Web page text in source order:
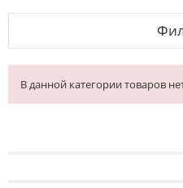
В данной категории товаров